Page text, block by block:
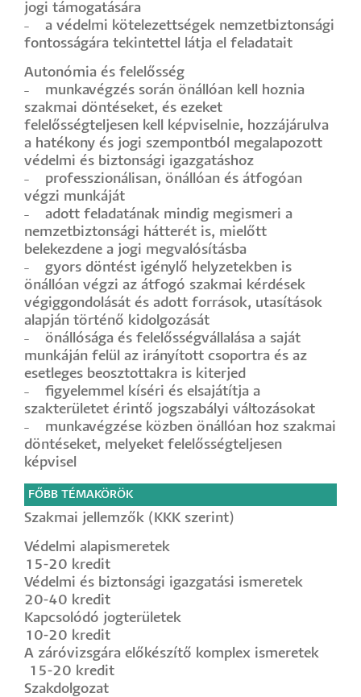
jogi támogatására
˗ a védelmi kötelezettségek nemzetbiztonsági
fontosságára tekintettel látja el feladatait
Autonómia és felelősség
˗ munkavégzés során önállóan kell hoznia
szakmai döntéseket, és ezeket
felelősségteljesen kell képviselnie, hozzájárulva
a hatékony és jogi szempontból megalapozott
védelmi és biztonsági igazgatáshoz
˗ professzionálisan, önállóan és átfogóan
végzi munkáját
˗ adott feladatának mindig megismeri a
nemzetbiztonsági hátterét is, mielőtt
belekezdene a jogi megvalósításba
˗ gyors döntést igénylő helyzetekben is
önállóan végzi az átfogó szakmai kérdések
végiggondolását és adott források, utasítások
alapján történő kidolgozását
˗ önállósága és felelősségvállalása a saját
munkáján felül az irányított csoportra és az
esetleges beosztottakra is kiterjed
˗ figyelemmel kíséri és elsajátítja a
szakterületet érintő jogszabályi változásokat
˗ munkavégzése közben önállóan hoz szakmai
döntéseket, melyeket felelősségteljesen
képvisel
FŐBB TÉMAKÖRÖK
Szakmai jellemzők (KKK szerint)
Védelmi alapismeretek
15-20 kredit
Védelmi és biztonsági igazgatási ismeretek
20-40 kredit
Kapcsolódó jogterületek
10-20 kredit
A záróvizsgára előkészítő komplex ismeretek
15-20 kredit
Szakdolgozat